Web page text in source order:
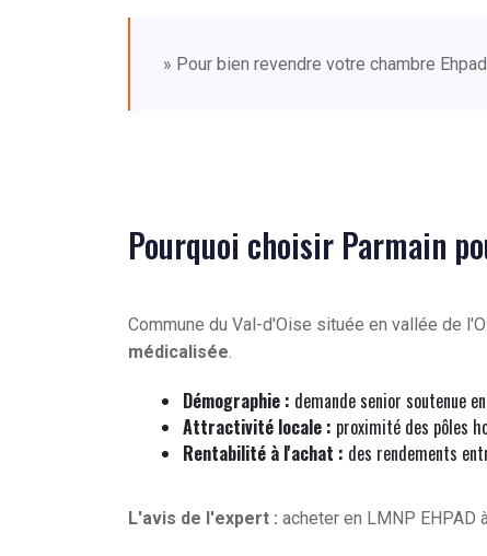
» Pour bien revendre votre chambre
Pourquoi choisir Parmain
Commune du Val-d'Oise située en vallée de
médicalisée
Démographie : demande senior soutenue
Attractivité locale : proximité des pôles
Rentabilité à l'achat : des rendements
L'avis de l'expert : acheter en LMNP EHPAD